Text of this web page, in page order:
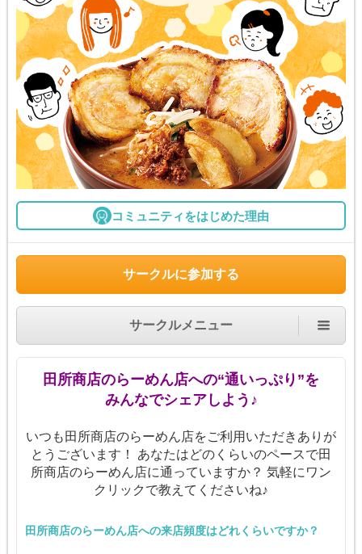
コミュニティをはじめた理由
サークルに参加する
サークルメニュー
田所商店のらーめん店への“通いっぷり”を
みんなでシェアしよう♪
いつも田所商店のらーめん店をご利用いただきありが
とうございます！ あなたはどのくらいのペースで田
所商店のらーめん店に通っていますか？ 気軽にワン
クリックで教えてくださいね♪
田所商店のらーめん店への来店頻度はどれくらいですか？